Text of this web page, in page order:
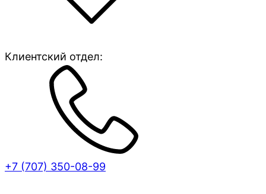
Клиентский отдел:
+7 (707) 350-08-99